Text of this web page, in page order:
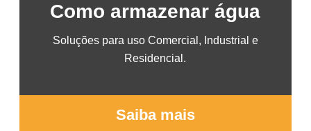
Como armazenar água
Soluções para uso Comercial, Industrial e
Residencial.
Saiba mais